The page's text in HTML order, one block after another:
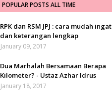
POPULAR POSTS ALL TIME
RPK dan RSM JPJ : cara mudah ingat
dan keterangan lengkap
January 09, 2017
Dua Marhalah Bersamaan Berapa
Kilometer? - Ustaz Azhar Idrus
January 18, 2017